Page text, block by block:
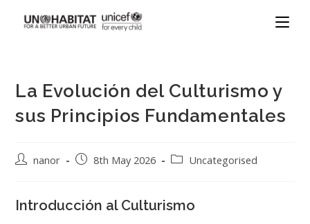
La Evolución del Culturismo y
sus Principios Fundamentales
nanor 8th May 2026 Uncategorised
Introducción al Culturismo